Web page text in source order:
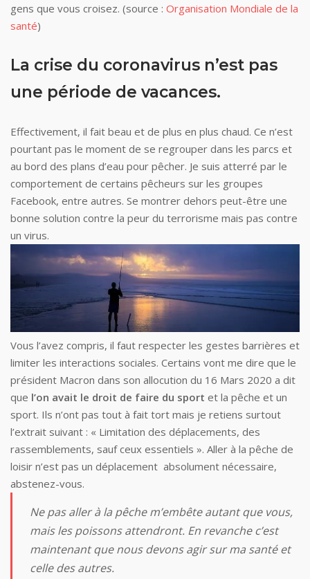
gens que vous croisez. (source : Organisation Mondiale de la
santé)
La crise du coronavirus n’est pas
une période de vacances.
Effectivement, il fait beau et de plus en plus chaud. Ce n’est
pourtant pas le moment de se regrouper dans les parcs et
au bord des plans d’eau pour pêcher. Je suis atterré par le
comportement de certains pêcheurs sur les groupes
Facebook, entre autres. Se montrer dehors peut-être une
bonne solution contre la peur du terrorisme mais pas contre
un virus.
Vous l’avez compris, il faut respecter les gestes barrières et
limiter les interactions sociales. Certains vont me dire que le
président Macron dans son allocution du 16 Mars 2020 a dit
que l’on avait le droit de faire du sport et la pêche et un
sport. Ils n’ont pas tout à fait tort mais je retiens surtout
l’extrait suivant : « Limitation des déplacements, des
rassemblements, sauf ceux essentiels ». Aller à la pêche de
loisir n’est pas un déplacement absolument nécessaire,
abstenez-vous.
Ne pas aller à la pêche m’embête autant que vous,
mais les poissons attendront. En revanche c’est
maintenant que nous devons agir sur ma santé et
celle des autres.